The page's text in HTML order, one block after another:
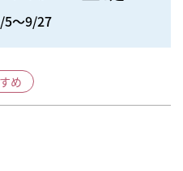
～9/27
め